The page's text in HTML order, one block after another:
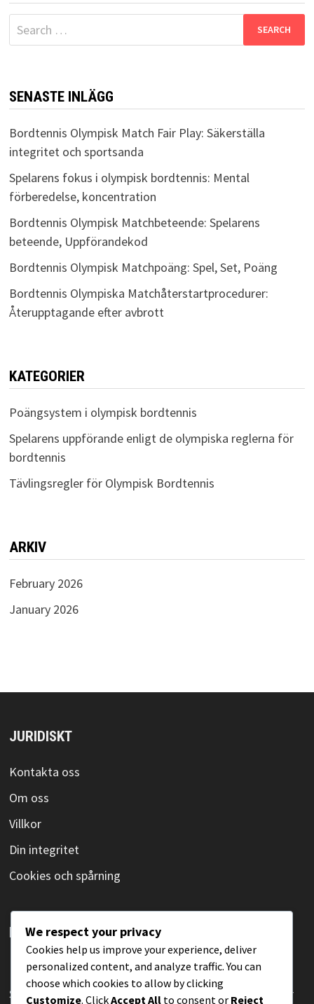
Search
for:
SENASTE INLÄGG
Bordtennis Olympisk Match Fair Play: Säkerställa
integritet och sportsanda
Spelarens fokus i olympisk bordtennis: Mental
förberedelse, koncentration
Bordtennis Olympisk Matchbeteende: Spelarens
beteende, Uppförandekod
Bordtennis Olympisk Matchpoäng: Spel, Set, Poäng
Bordtennis Olympiska Matchåterstartprocedurer:
Återupptagande efter avbrott
KATEGORIER
Poängsystem i olympisk bordtennis
Spelarens uppförande enligt de olympiska reglerna för
bordtennis
Tävlingsregler för Olympisk Bordtennis
ARKIV
February 2026
January 2026
JURIDISKT
Kontakta oss
Om oss
Villkor
Din integritet
Cookies och spårning
KATEGORIER
Poängsystem i olympisk bordtennis
Spelarens uppförande enligt de olympiska reglerna för
We respect your privacy
Cookies help us improve your experience, deliver
personalized content, and analyze traffic. You can
choose which cookies to allow by clicking
Customize. ClickAccept All to consent or Reject